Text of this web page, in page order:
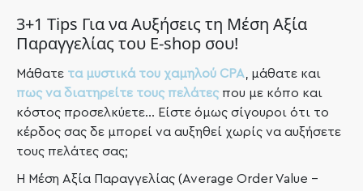
3+1 Tips Για να Αυξήσεις τη Μέση Αξία
Παραγγελίας του E-shop σου!
Μάθατε τα μυστικά του χαμηλού CPA, μάθατε και
πως να διατηρείτε τους πελάτεςπου με κόπο και
κόστος προσελκύετε… Είστε όμως σίγουροι ότι το
κέρδος σας δε μπορεί να αυξηθεί χωρίς να αυξήσετε
τους πελάτες σας;
Η Μέση Αξία Παραγγελίας (Average Order Value –